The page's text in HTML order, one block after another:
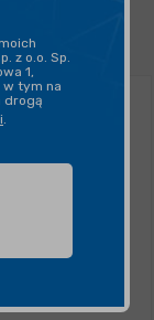
z o.o. Sp.
1,
w tym na
drogą
.